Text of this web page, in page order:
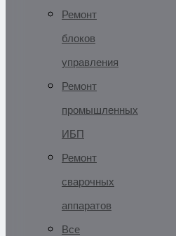
Ремонт
блоков
управления
Ремонт
промышленных
ИБП
Ремонт
сварочных
аппаратов
Все